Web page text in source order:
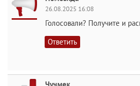
26.08.2025 16:08
Голосовали? Получите и
Ответить